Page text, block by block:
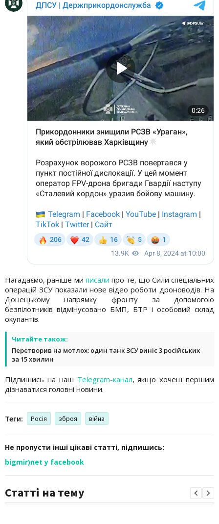
Нагадаємо, раніше ми писали про те, що Сили спеціальних
операцій ЗСУ показали нове відео роботи дроноводів. На
Донецькому напрямку фронту за допомогою
безпілотників відмінусовано БМП, БТР і особовий склад
окупантів.
Читайте також:
Перетворив на мотлох: один танк ЗСУ виніс 3 російських
за 15 хвилин
Підпишись на наш Telegram-канал, якщо хочеш першим
дізнаватися головні новини.
Теги: Росія зброя війна
Не пропусти інші цікаві статті, підпишись:
bigmir)net у facebook
Статті на тему